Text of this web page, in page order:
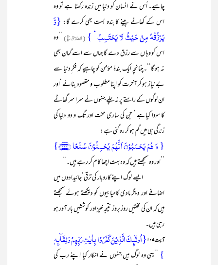
چاہیے۔ اُس نے انسان کو دنیا میں زندہ رکھنا ہے تو وہ
اس کے کھانے پینے کا بندو بست بھی کرے گا: {وَّ
یَرۡزُقۡہُ مِنۡ حَیۡثُ لَا یَحۡتَسِبُ ؕ }(الطلاق:۳)
’’وہ
اس کو وہا ں سے رزق دے گا جہاں سے اسے گمان بھی
نہ ہو گا‘‘۔چنانچہ ایک بندۂ مؤمن کو چاہیے کہ فکر ِدنیا سے
بے نیاز ہو کر آخرت کو اپنا مطلوب و مقصود بنائے ‘اور
ان لوگوں کے راستے پر نہ چلے جنہوں نے سرا سر گھاٹے
کا سودا کیاہے ‘ جن کی ساری محنت اور تگ و دو دنیا کی
زندگی ہی میں گم ہو کر رہ گئی ہے:
{ وَ ہُمۡ یَحۡسَبُوۡنَ اَنَّہُمۡ یُحۡسِنُوۡنَ صُنۡعًا ﴿۱۰۴﴾}
’’اور وہ سمجھتے ہیں کہ وہ بہت اچھا کام کر رہے ہیں۔‘‘
ایسے لوگ اپنے کاروبار کی ترقی‘جائیدادوں میں
اضافے اور دیگر مادی کامیابیوں کو دیکھتے ہوئے سمجھتے
ہیں کہ ان کی محنتیں روز بروز نتیجہ خیز اور کوششیں بار آور ہو
رہی ہیں۔
آیت۱۰۵
{اُولٰٓئِکَ الَّذِیۡنَ کَفَرُوۡا بِاٰیٰتِ رَبِّہِمۡ وَ لِقَآئِہٖ
} ’’یہی وہ لوگ ہیں جنہوں نے انکار کیا اپنے رب کی